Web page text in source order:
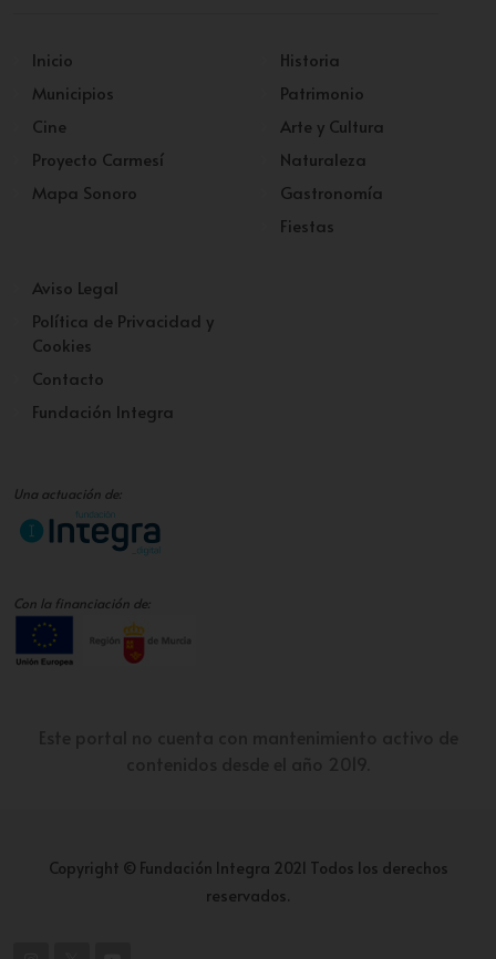
Inicio
Municipios
Cine
Proyecto Carmesí
Mapa Sonoro
Historia
Patrimonio
Arte y Cultura
Naturaleza
Gastronomía
Fiestas
Aviso Legal
Política de Privacidad y
Cookies
Contacto
Fundación Integra
Una actuación de:
Con la financiación de:
Copyright © Fundación Integra 2021 Todos los derechos
reservados.